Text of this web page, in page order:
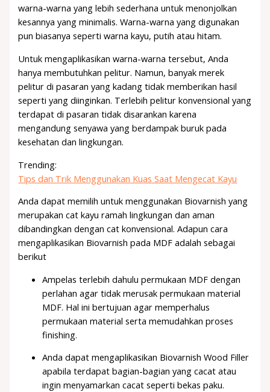
warna-warna yang lebih sederhana untuk menonjolkan
kesannya yang minimalis. Warna-warna yang digunakan
pun biasanya seperti warna kayu, putih atau hitam.
Untuk mengaplikasikan warna-warna tersebut, Anda
hanya membutuhkan pelitur. Namun, banyak merek
pelitur di pasaran yang kadang tidak memberikan hasil
seperti yang diinginkan. Terlebih pelitur konvensional yang
terdapat di pasaran tidak disarankan karena
mengandung senyawa yang berdampak buruk pada
kesehatan dan lingkungan.
Trending:
Tips dan Trik Menggunakan Kuas Saat Mengecat Kayu
Anda dapat memilih untuk menggunakan Biovarnish yang
merupakan cat kayu ramah lingkungan dan aman
dibandingkan dengan cat konvensional. Adapun cara
mengaplikasikan Biovarnish pada MDF adalah sebagai
berikut
Ampelas terlebih dahulu permukaan MDF dengan
perlahan agar tidak merusak permukaan material
MDF. Hal ini bertujuan agar memperhalus
permukaan material serta memudahkan proses
finishing.
Anda dapat mengaplikasikan Biovarnish Wood Filler
apabila terdapat bagian-bagian yang cacat atau
ingin menyamarkan cacat seperti bekas paku.